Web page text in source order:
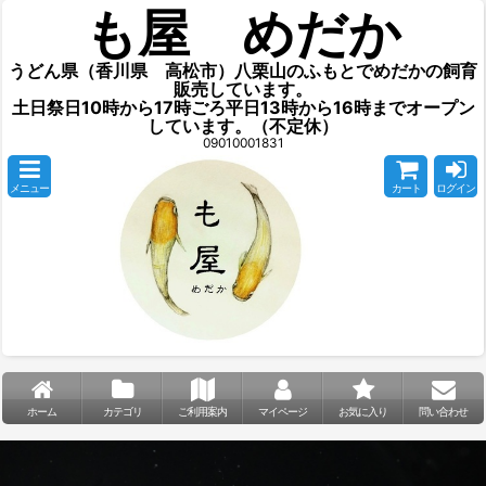
も屋 めだか
うどん県（香川県 高松市）八栗山のふもとでめだかの飼育
販売しています。
土日祭日10時から17時ごろ平日13時から16時までオープン
しています。（不定休）
09010001831
メニュー カート ログイン
ホーム カテゴリ ご利用案内 マイページ お気に入り 問い合わせ